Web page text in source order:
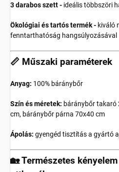
3 darabos szett - ideális többszöri
Ökológiai és tartós termék - kiváló
fenntarthatóság hangsúlyozásával
📏 Műszaki paraméterek
Anyag: 100% báránybőr
Szín és méretek: báránybőr takaró
cm, báránybőr párna 70x40 cm
Ápolás: gyengéd tisztítás a gyártó
🏡 Természetes